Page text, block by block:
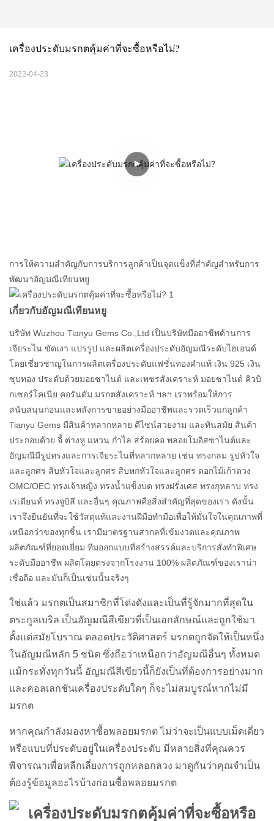
เครื่องประดับมรกตคุ้มค่าที่จะซื้อหรือไม่?
2022-04-23
การให้ความสำคัญกับการบริการลูกค้าเป็นจุดแข็งที่สำคัญสำหรับการ
พัฒนาอัญมณีเทียนหยู
เกี่ยวกับอัญมณีเทียนหยู
บริษัท Wuzhou Tianyu Gems Co.,Ltd เป็นบริษัทมืออาชีพด้านการ
เจียระไน ขัดเงา แปรรูป และผลิตเครื่องประดับอัญมณีระดับไฮเอนด์
โดยเชี่ยวชาญในการผลิตเครื่องประดับแฟชั่นทองคำแท้ เงิน 925 เงิน
ชุบทอง ประดับด้วยมอยซาไนต์ และเพชรสังเคราะห์ มอยซาไนต์ คิวบิ
กเซอร์โคเนีย คอรันดัม มรกตสังเคราะห์ ฯลฯ เราพร้อมให้การ
สนับสนุนก่อนและหลังการขายอย่างมืออาชีพและรวดเร็วแก่ลูกค้า
Tianyu Gems มีสินค้าหลากหลาย ดีไซน์สวยงาม และทันสมัย ​​สินค้า
ประกอบด้วย จี้ ต่างหู แหวน กำไล สร้อยคอ พลอยโมอิสซาไนต์และ
อัญมณีมีรูปทรงและการเจียระไนที่หลากหลาย เช่น ทรงกลม รูปหัวใจ
และลูกศร สิบหัวใจและลูกศร สิบหกหัวใจและลูกศร ดอกไม้เก้าดวง
OMC/OEC ทรงเจ้าหญิง ทรงน้ำแข็งบด ทรงฝรั่งเศส ทรงกุหลาบ ทรง
เรเดียนท์ ทรงจูบิลี และอื่นๆ คุณภาพคือสิ่งสำคัญที่สุดของเรา ดังนั้น
เราจึงยืนยันที่จะใช้วัสดุแท้และงานฝีมือทำมือเพื่อให้มั่นใจในคุณภาพที่
เหนือกว่าของทุกชิ้น เรามีมาตรฐานสากลที่เข้มงวดและคุณภาพ
ผลิตภัณฑ์ที่ยอดเยี่ยม ทีมออกแบบที่สร้างสรรค์และบริการสั่งทำพิเศษ
ระดับมืออาชีพ ผลิตโดยตรงจากโรงงาน 100% ผลิตภัณฑ์ของเราน่า
เชื่อถือ และมันก็เป็นเช่นนั้นจริงๆ
ใช่แล้ว มรกตเป็นสมาชิกที่โด่งดังและเป็นที่รู้จักมากที่สุดใน
ตระกูลเบริล เป็นอัญมณีสีเขียวที่เป็นเอกลักษณ์และถูกใช้มา
ตั้งแต่สมัยโบราณ ตลอดประวัติศาสตร์ มรกตถูกจัดให้เป็นหนึ่ง
ในอัญมณีหลัก 5 ชนิด ซึ่งถือว่าเหนือกว่าอัญมณีอื่นๆ ทั้งหมด
แม้กระทั่งทุกวันนี้ อัญมณีสีเขียวนี้ก็ยังเป็นที่ต้องการอย่างมาก
และคอลเลกชันเครื่องประดับใดๆ ก็จะไม่สมบูรณ์หากไม่มี
มรกต
หากคุณกำลังมองหาซื้อพลอยมรกต ไม่ว่าจะเป็นแบบเม็ดเดี่ยว
หรือแบบที่ประดับอยู่ในเครื่องประดับ มีหลายสิ่งที่คุณควร
พิจารณาเพื่อหลีกเลี่ยงการถูกหลอกลวง มาดูกันว่าคุณจำเป็น
ต้องรู้ข้อมูลอะไรบ้างก่อนซื้อพลอยมรกต